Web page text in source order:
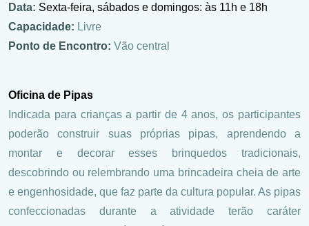
Data: Sexta-feira, sábados e domingos: às 11h e 18h
Capacidade: Livre
Ponto de Encontro: Vão central
Oficina de Pipas
Indicada para crianças a partir de 4 anos, os participantes
poderão construir suas próprias pipas, aprendendo a
montar e decorar esses brinquedos tradicionais,
descobrindo ou relembrando uma brincadeira cheia de arte
e engenhosidade, que faz parte da cultura popular. As pipas
confeccionadas durante a atividade terão caráter